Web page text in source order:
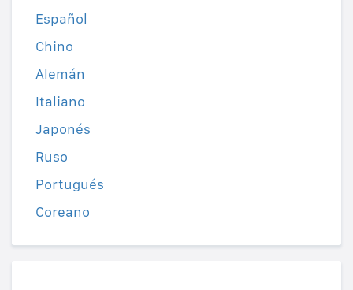
Español
Chino
Alemán
Italiano
Japonés
Ruso
Portugués
Coreano